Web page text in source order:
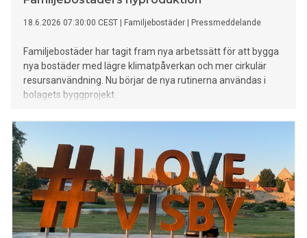
18.6.2026 07:30:00 CEST Familjebostäder Pressmeddelande
Familjebostäder har tagit fram nya arbetssätt för att bygga
nya bostäder med lägre klimatpåverkan och mer cirkulär
resursanvändning. Nu börjar de nya rutinerna användas i
bolagets byggprojekt.